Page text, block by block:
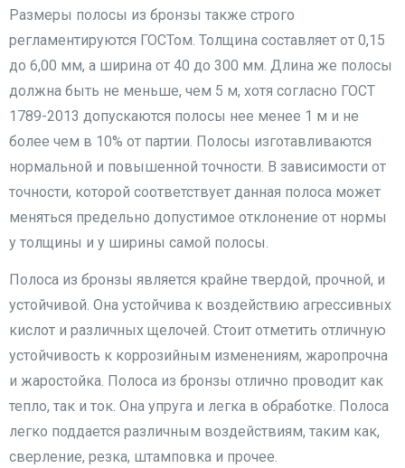
Размеры полосы из бронзы также строго
регламентируются ГОСТом. Толщина составляет от 0,15
до 6,00 мм, а ширина от 40 до 300 мм. Длина же полосы
должна быть не меньше, чем 5 м, хотя согласно ГОСТ
1789-2013 допускаются полосы нее менее 1 м и не
более чем в 10% от партии. Полосы изготавливаются
нормальной и повышенной точности. В зависимости от
точности, которой соответствует данная полоса может
меняться предельно допустимое отклонение от нормы
у толщины и у ширины самой полосы.
Полоса из бронзы является крайне твердой, прочной, и
устойчивой. Она устойчива к воздействию агрессивных
кислот и различных щелочей. Стоит отметить отличную
устойчивость к коррозийным изменениям, жаропрочна
и жаростойка. Полоса из бронзы отлично проводит как
тепло, так и ток. Она упруга и легка в обработке. Полоса
легко поддается различным воздействиям, таким как,
сверление, резка, штамповка и прочее.